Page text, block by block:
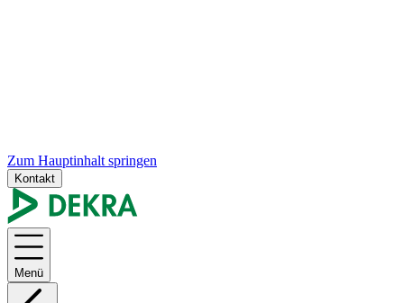
Zum Hauptinhalt springen
Kontakt
Menü